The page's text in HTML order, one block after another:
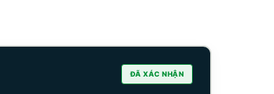
ĐÃ XÁC NHẬN